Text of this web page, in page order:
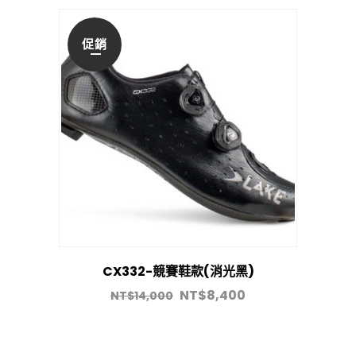
促銷
CX332-競賽鞋款(消光黑)
NT$14,000 NT$8,400